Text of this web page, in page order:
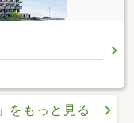
」をもっと見る